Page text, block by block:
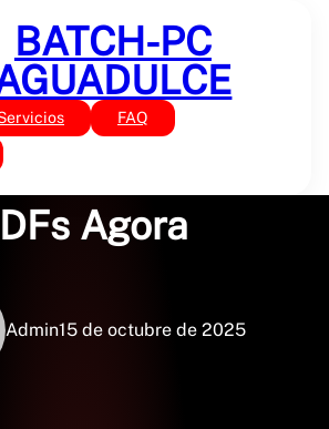
BATCH-PC
FAQ
Sin categoría
Bom – Baixe
Agora
Admin15 de octubre de 2025